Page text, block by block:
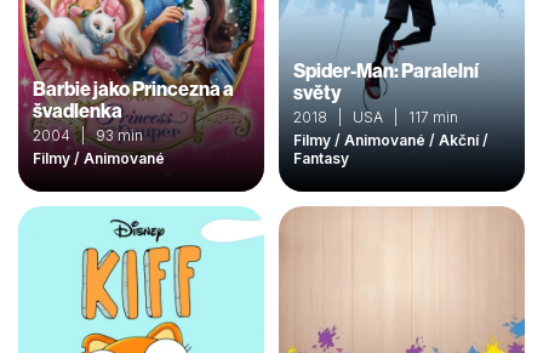
Barbie jako Princezna a
švadlenka
2004 | 93 min
Filmy / Animované
Spider-Man: Paralelní
světy
2018 | USA | 117 min
Filmy / Animované / Akční /
Fantasy